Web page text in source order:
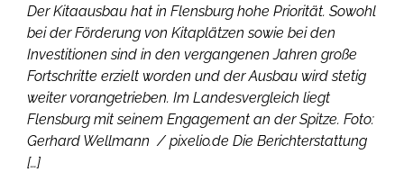
Der Kitaausbau hat in Flensburg hohe Priorität. Sowohl
bei der Förderung von Kitaplätzen sowie bei den
Investitionen sind in den vergangenen Jahren große
Fortschritte erzielt worden und der Ausbau wird stetig
weiter vorangetrieben. Im Landesvergleich liegt
Flensburg mit seinem Engagement an der Spitze. Foto:
Gerhard Wellmann / pixelio.de Die Berichterstattung
[…]